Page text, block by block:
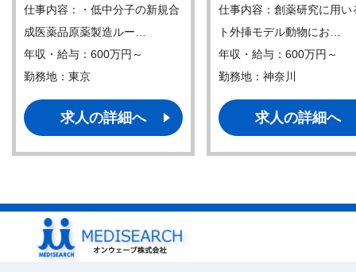
仕事内容：・低中分子の新規合
成医薬品原薬製造ルー…
年収・給与：600万円～
勤務地：東京
求人の詳細へ
仕事内容：創薬研究に用い
ト外挿モデル動物にお…
年収・給与：600万円～
勤務地：神奈川
求人の詳細へ